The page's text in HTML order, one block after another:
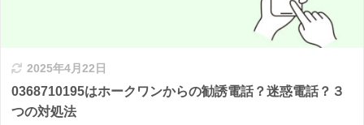
2025年4月22日
0368710195はホークワンからの勧誘電話？迷惑電話？３
つの対処法